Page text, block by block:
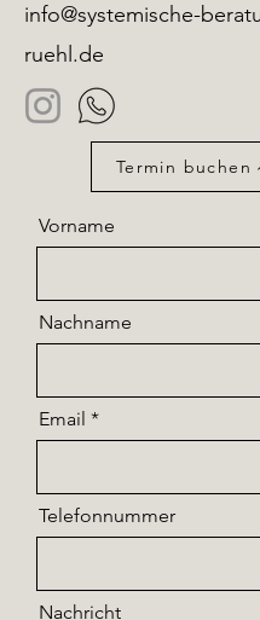
info@systemische-
ruehl.de
Termin buchen
Vorname
Nachname
Email
Telefonnummer
Nachricht